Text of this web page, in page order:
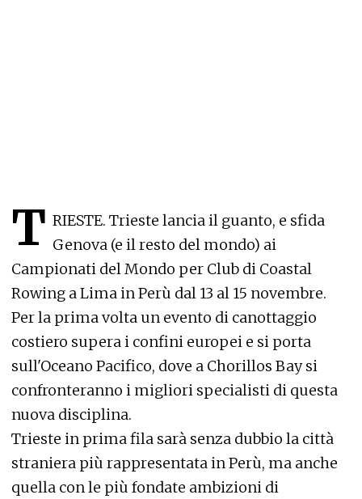
T RIESTE. Trieste lancia il guanto, e sfida
Genova (e il resto del mondo) ai
Campionati del Mondo per Club di Coastal
Rowing a Lima in Perù dal 13 al 15 novembre.
Per la prima volta un evento di canottaggio
costiero supera i confini europei e si porta
sull'Oceano Pacifico, dove a Chorillos Bay si
confronteranno i migliori specialisti di questa
nuova disciplina.
Trieste in prima fila sarà senza dubbio la città
straniera più rappresentata in Perù, ma anche
quella con le più fondate ambizioni di